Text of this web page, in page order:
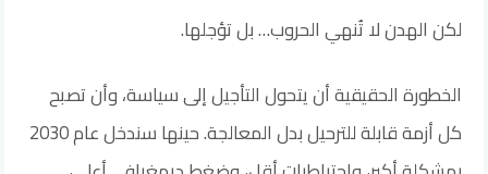
لكن الهدن لا تُنهي الحروب… بل تؤجلها.
الخطورة الحقيقية أن يتحول التأجيل إلى سياسة، وأن تصبح
كل أزمة قابلة للترحيل بدل المعالجة. حينها سندخل عام 2030